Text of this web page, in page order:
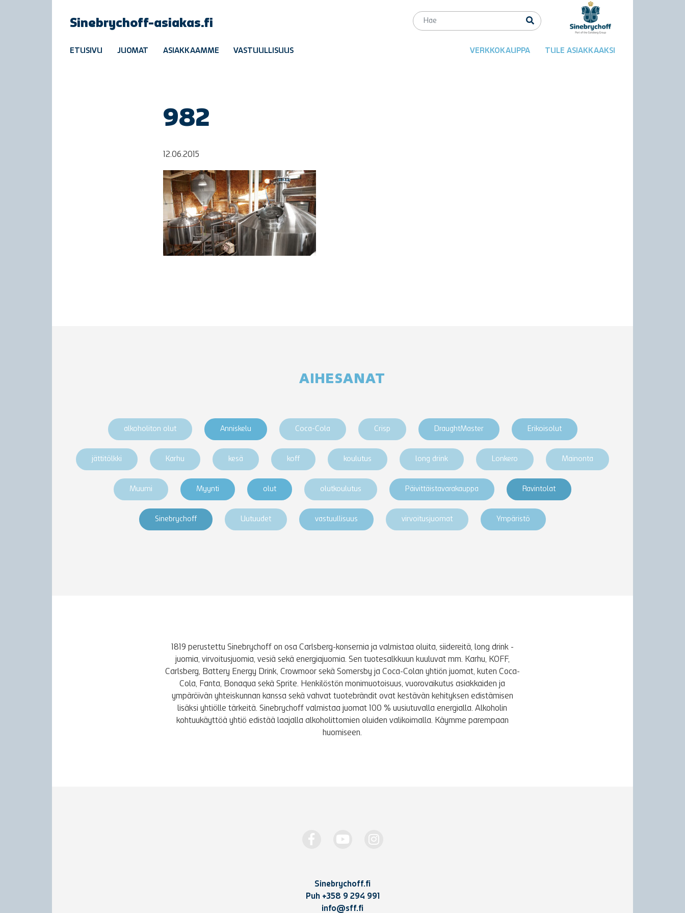
Sinebrychoff-asiakas.fi
ETUSIVU JUOMAT ASIAKKAAMME VASTUULLISUUS VERKKOKAUPPA TULE ASIAKKAAKSI
982
12.06.2015
AIHESANAT
alkoholiton olut Anniskelu Coca-Cola Crisp DraughtMaster Erikoisolut
jättitölkki Karhu kesä koff koulutus long drink Lonkero Mainonta
Muumi Myynti olut olutkoulutus Päivittäistavarakauppa Ravintolat
Sinebrychoff Uutuudet vastuullisuus virvoitusjuomat Ympäristö
1819 perustettu Sinebrychoff on osa Carlsberg-konsernia ja valmistaa oluita, siidereitä, long drink -
juomia, virvoitusjuomia, vesiä sekä energiajuomia. Sen tuotesalkkuun kuuluvat mm. Karhu, KOFF,
Carlsberg, Battery Energy Drink, Crowmoor sekä Somersby ja Coca-Colan yhtiön juomat, kuten Coca-
Cola, Fanta, Bonaqua sekä Sprite. Henkilöstön monimuotoisuus, vuorovaikutus asiakkaiden ja
ympäröivän yhteiskunnan kanssa sekä vahvat tuotebrändit ovat kestävän kehityksen edistämisen
lisäksi yhtiölle tärkeitä. Sinebrychoff valmistaa juomat 100 % uusiutuvalla energialla. Alkoholin
kohtuukäyttöä yhtiö edistää laajalla alkoholittomien oluiden valikoimalla. Käymme parempaan
huomiseen.
Sinebrychoff.fi
Puh +358 9 294 991
info@sff.fi